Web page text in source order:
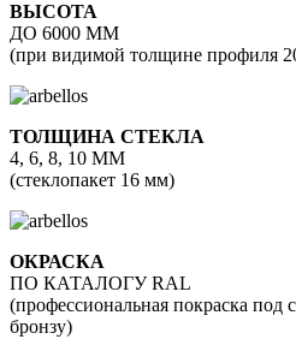
ВЫСОТА
ДО 6000 ММ
(при видимой толщине профиля
ТОЛЩИНА СТЕКЛА
4, 6, 8, 10 ММ
(стеклопакет 16 мм)
ОКРАСКА
ПО КАТАЛОГУ RAL
(профессиональная покраска под
бронзу)